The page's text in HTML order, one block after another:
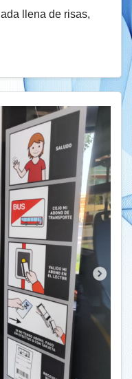
llena de risas,